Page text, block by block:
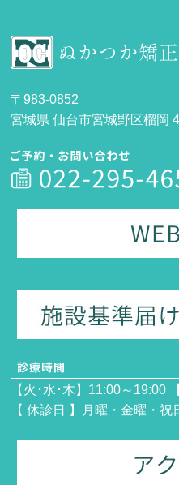
〒983-0852
宮城県 仙台市宮城野区榴
【火･水･木】11:00～19:00
【 休診日 】月曜・金曜・祝